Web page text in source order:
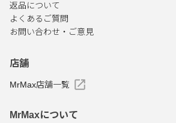
返品について
よくあるご質問
お問い合わせ・ご意見
店舗
MrMax店舗一覧
MrMaxについて